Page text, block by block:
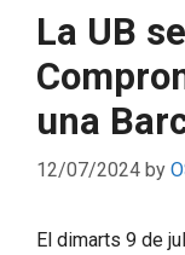
La UB
una
12/07/2024 by
El dimarts 9 de